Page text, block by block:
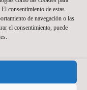
consentimiento de estas
de navegación o las
el consentimiento, puede